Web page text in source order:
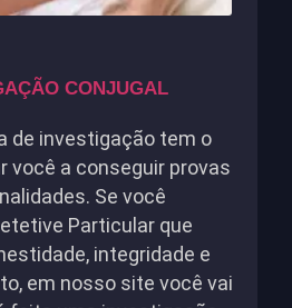
CONJUGAL
de investigação tem o
você a conseguir provas
Se você
Particular que
integridade e
em nosso site você vai